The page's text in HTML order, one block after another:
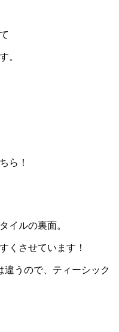
。
ら！
イルの裏面。
くさせています！
違うので、ティーシック